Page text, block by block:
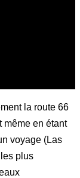
la route 66
même en étant
voyage (Las
plus